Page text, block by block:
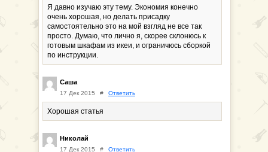
Я давно изучаю эту тему. Экономия конечно
очень хорошая, но делать присадку
самостоятельно это на мой взгляд не все так
просто. Думаю, что лично я, скорее склонюсь к
готовым шкафам из икеи, и ограничюсь сборкой
по инструкции.
Саша
17 Дек 2015 # Ответить
Хорошая статья
Николай
17 Дек 2015 # Ответить